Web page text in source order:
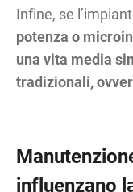
Infine, se
potenza o
una vita media
tradizionali,
influenzano